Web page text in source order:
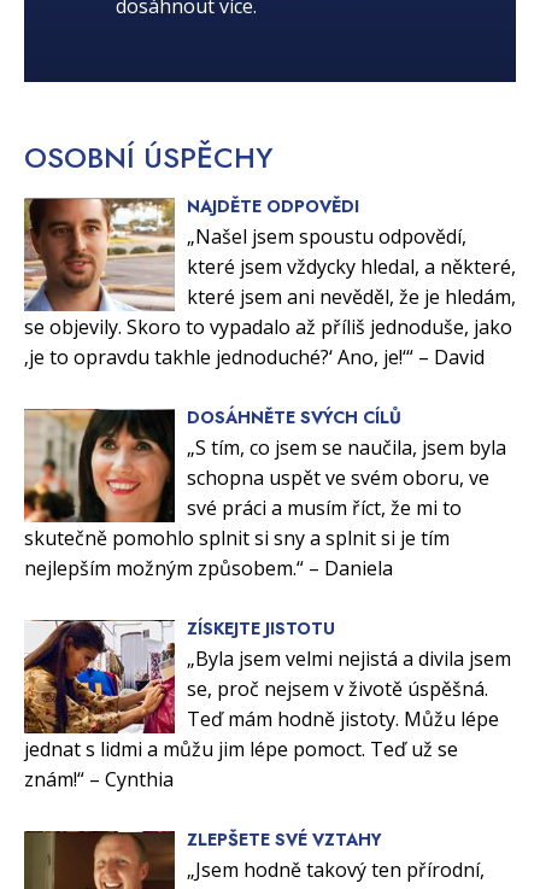
dosáhnout více.
OSOBNÍ ÚSPĚCHY
NAJDĚTE ODPOVĚDI
„Našel jsem spoustu odpovědí,
které jsem vždycky hledal, a některé,
které jsem ani nevěděl, že je hledám,
se objevily. Skoro to vypadalo až příliš jednoduše, jako
‚je to opravdu takhle jednoduché?‘ Ano, je!‘“ – David
DOSÁHNĚTE SVÝCH CÍLŮ
„S tím, co jsem se naučila, jsem byla
schopna uspět ve svém oboru, ve
své práci a musím říct, že mi to
skutečně pomohlo splnit si sny a splnit si je tím
nejlepším možným způsobem.“ – Daniela
ZÍSKEJTE JISTOTU
„Byla jsem velmi nejistá a divila jsem
se, proč nejsem v životě úspěšná.
Teď mám hodně jistoty. Můžu lépe
jednat s lidmi a můžu jim lépe pomoct. Teď už se
znám!“ – Cynthia
ZLEPŠETE SVÉ VZTAHY
„Jsem hodně takový ten přírodní,